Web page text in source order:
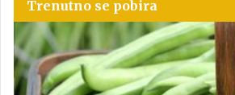
Trenutno se pobira